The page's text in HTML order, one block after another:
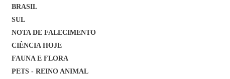
BRASIL
SUL
NOTA DE FALECIMENTO
CIÊNCIA HOJE
FAUNA E FLORA
PETS - REINO ANIMAL